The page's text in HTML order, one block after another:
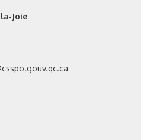
Joie